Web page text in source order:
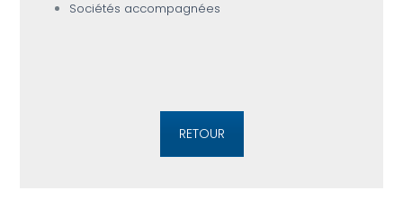
Sociétés accompagnées
RETOUR